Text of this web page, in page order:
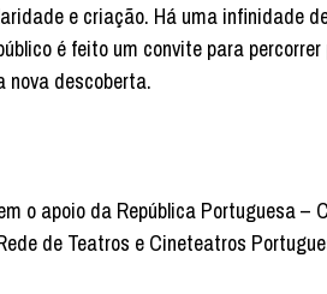
e criação. Há uma infinidade
é feito um convite para
nova descoberta.
o apoio da República Portuguesa –
de Teatros e Cineteatros